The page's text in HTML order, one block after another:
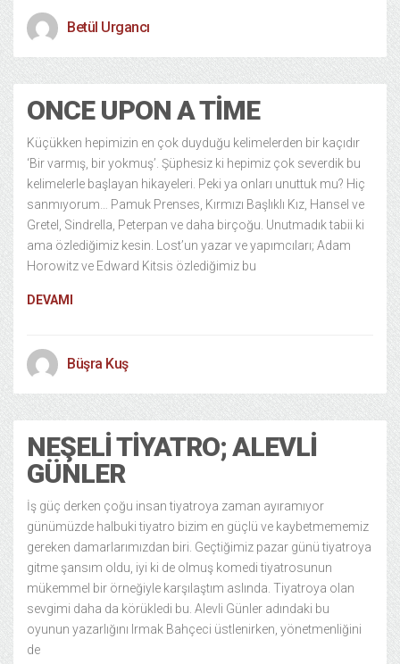
Betül Urgancı
ONCE UPON A TIME
Küçükken hepimizin en çok duyduğu kelimelerden bir kaçıdır
‘Bir varmış, bir yokmuş’. Şüphesiz ki hepimiz çok severdik bu
kelimelerle başlayan hikayeleri. Peki ya onları unuttuk mu? Hiç
sanmıyorum… Pamuk Prenses, Kırmızı Başlıklı Kız, Hansel ve
Gretel, Sindrella, Peterpan ve daha birçoğu. Unutmadık tabii ki
ama özlediğimiz kesin. Lost’un yazar ve yapımcıları; Adam
Horowitz ve Edward Kitsis özlediğimiz bu
DEVAMI
Büşra Kuş
NEŞELI TIYATRO; ALEVLI
GÜNLER
İş güç derken çoğu insan tiyatroya zaman ayıramıyor
günümüzde halbuki tiyatro bizim en güçlü ve kaybetmememiz
gereken damarlarımızdan biri. Geçtiğimiz pazar günü tiyatroya
gitme şansım oldu, iyi ki de olmuş komedi tiyatrosunun
mükemmel bir örneğiyle karşılaştım aslında. Tiyatroya olan
sevgimi daha da körükledi bu. Alevli Günler adındaki bu
oyunun yazarlığını Irmak Bahçeci üstlenirken, yönetmenliğini
de